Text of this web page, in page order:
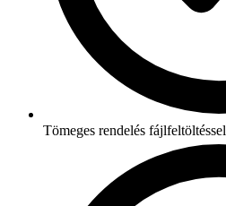
Tömeges rendelés fájlfeltöltéssel